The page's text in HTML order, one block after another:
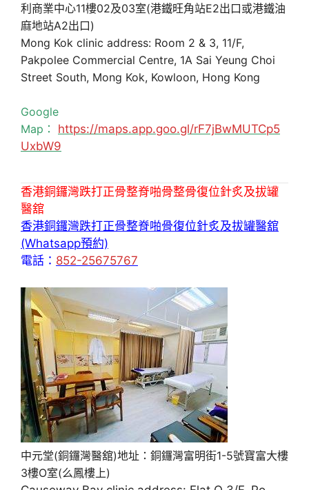
利商業中心11樓02及03室(港鐵旺角站E2出口或港鐵油
麻地站A2出口)
Mong Kok clinic address: Room 2 & 3, 11/F,
Pakpolee Commercial Centre, 1A Sai Yeung Choi
Street South, Mong Kok, Kowloon, Hong Kong
Google
Map： https://maps.app.goo.gl/rF7jBwMUTCp5
UxbW9
香港銅鑼灣跌打正骨整脊啪骨整骨復位針炙及拔罐
醫舘
香港銅鑼灣跌打正骨整脊啪骨復位針炙及拔罐醫舘
(Whatsapp預約)
電話： 852-25675767
中元堂(銅鑼灣醫舘)地址：銅鑼灣富明街1-5號寶富大樓
3樓O室(么鳳樓上)